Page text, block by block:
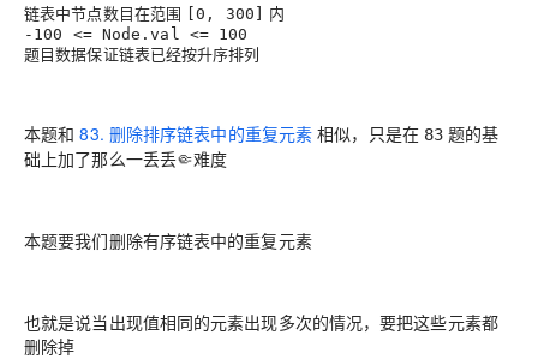
链表中节点数目在范围 [0, 300] 内
-100 <= Node.val <= 100
题目数据保证链表已经按升序排列
本题和83. 删除排序链表中的重复元素 相似，只是在 83 题的基
础上加了那么一丢丢🤏难度
本题要我们删除有序链表中的重复元素
也就是说当出现值相同的元素出现多次的情况，要把这些元素都
删除掉